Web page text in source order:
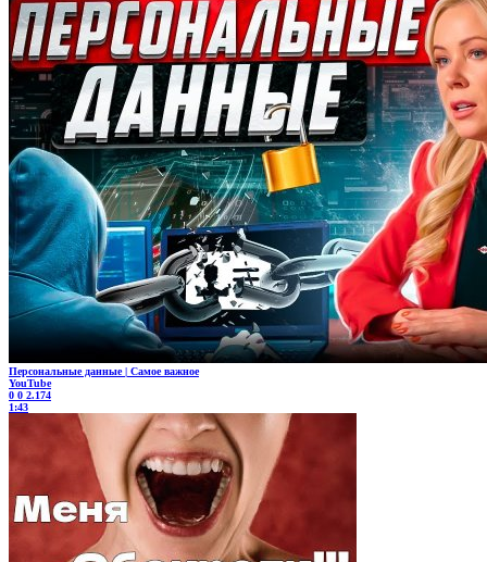
Персональные данные | Самое важное
YouTube
0 0 2.174
1:43